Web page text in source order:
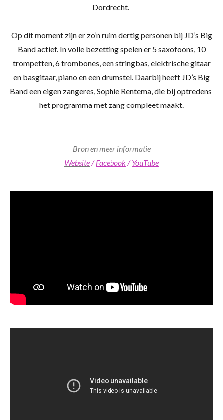
Dordrecht.
Op dit moment zijn er zo’n ruim dertig personen bij JD’s Big
Band actief. In volle bezetting spelen er 5 saxofoons, 10
trompetten, 6 trombones, een stringbas, elektrische gitaar
en basgitaar, piano en een drumstel. Daarbij heeft JD’s Big
Band een eigen zangeres, Sophie Rentema, die bij optredens
het programma met zang compleet maakt.
Bron en meer informatie
Website/Facebook/YouTube